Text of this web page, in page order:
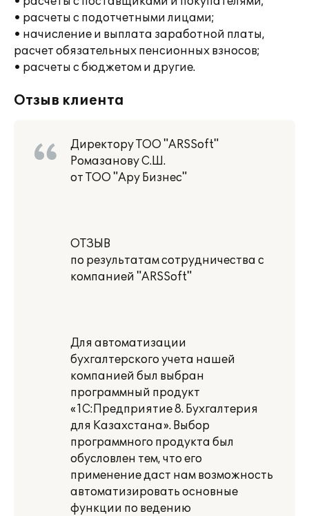
• расчеты с подотчетными лицами;
• начисление и выплата заработной платы,
расчет обязательных пенсионных взносов;
• расчеты с бюджетом и другие.
Отзыв клиента
Директору ТОО "ARSSoft"
Ромазанову С.Ш.
от ТОО "Ару Бизнес"
ОТЗЫВ
по результатам сотрудничества с
компанией "ARSSoft"
Для автоматизации
бухгалтерского учета нашей
компанией был выбран
программный продукт
«1С:Предприятие 8. Бухгалтерия
для Казахстана». Выбор
программного продукта был
обусловлен тем, что его
применение даст нам возможность
автоматизировать основные
функции по ведению